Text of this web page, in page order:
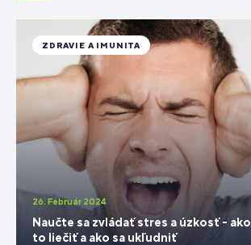
26. Február 2024
Naučte sa zvládať stres a úzkosť - ako
to liečiť a ako sa ukľudniť
ZDRAVIE A IMUNITA